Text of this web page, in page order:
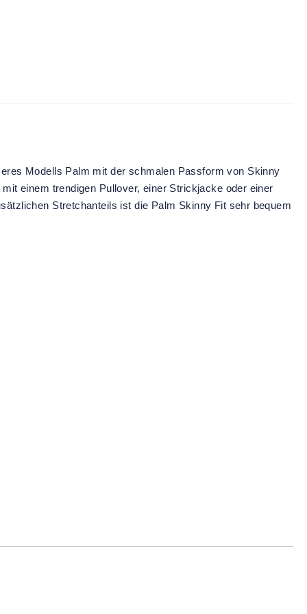
Modells Palm mit der schmalen Passform von Skinny
einem trendigen Pullover, einer Strickjacke oder einer
Stretchanteils ist die Palm Skinny Fit sehr bequem